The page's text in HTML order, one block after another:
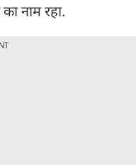
नाम रहा.